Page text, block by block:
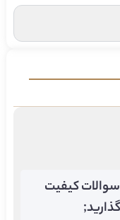
کیفیت